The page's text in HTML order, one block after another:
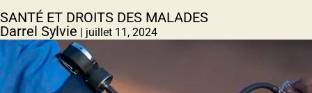
SANTÉ ET DROITS DES MALADES
Darrel Sylvie
juillet 11, 2024